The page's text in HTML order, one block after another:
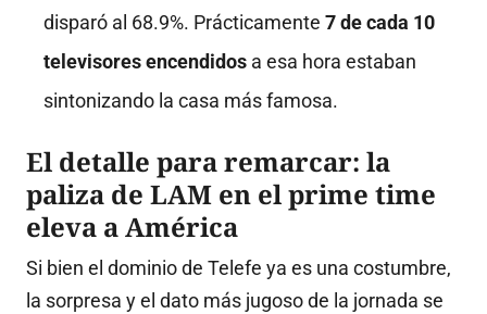
disparó al 68.9%. Prácticamente 7 de cada 10
televisores encendidos a esa hora estaban
sintonizando la casa más famosa.
El detalle para remarcar: la
paliza de LAM en el prime time
eleva a América
Si bien el dominio de Telefe ya es una costumbre,
la sorpresa y el dato más jugoso de la jornada se